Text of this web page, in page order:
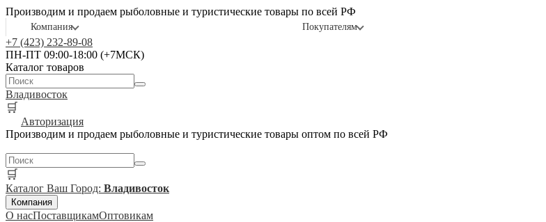
Производим и продаем рыболовные и туристические товары по всей РФ
Компания Покупателям
+7 (423) 232-89-08
ПН-ПТ 09:00-18:00 (+7МСК)
Каталог товаров
Владивосток
🛒
Авторизация
Производим и продаем рыболовные и туристические товары оптом по всей РФ
🛒
Каталог Ваш Город: Владивосток
Компания
О насПоставщикамОптовикам